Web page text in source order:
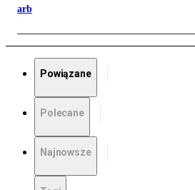
arb
Powiązane
Polecane
Najnowsze